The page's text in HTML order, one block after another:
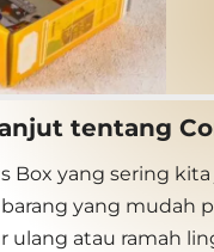
tentang
Box yang sering
yang mudah
ulang atau ramah